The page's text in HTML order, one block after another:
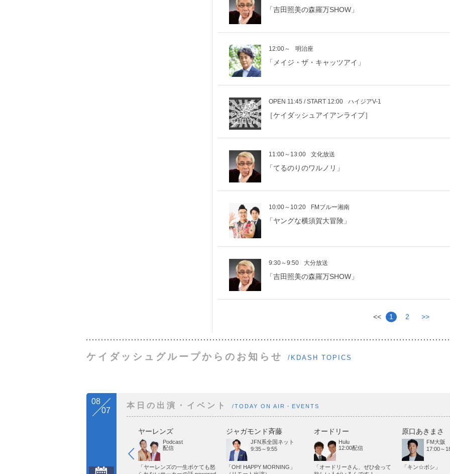
「吉田照美の森羅万SHOW」
12:00～ 明治座
「メイジ・ザ・キャッツアイ」
OPEN 11:45 / START 12:00 ハイジアV-1
［ケイダッシュアイアンライブ］
11:00～13:00 文化放送
「てるのりのワルノリ」
10:00～10:20 FMブルー湘南
「ヤングな横須賀大冒険」
9:30～9:50 大分放送
「吉田照美の森羅万SHOW」
<< 1 2 >>
ケイダッシュグループからのお知らせ /KDASH TOPICS
08
07
本日の出演・イベント /TODAY ON AIR・EVENTS
ヤーレンズ
Podcast
配信
「ヤーレンズの一生ボケても怒
ジャガモンド斉藤
JFN系全国ネット
9:35～9:55
「OH! HAPPY MORNING」
オードリー
Hulu
12:00配信
「オードリーさん、ぜひ会って
原口あきまさ
FM大阪
17:00～
「キン☆ボシ」